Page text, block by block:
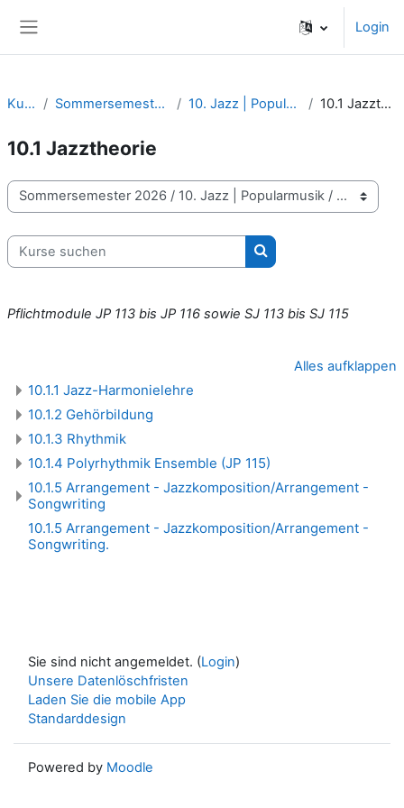
Login
Kurse Sommersemester 2026 10. Jazz | Popularmusik 10.1 Jazztheorie
10.1 Jazztheorie
Kursbereiche
Kurse suchen
Kurse suchen
Pflichtmodule JP 113 bis JP 116 sowie SJ 113 bis SJ 115
Alles aufklappen
10.1.1 Jazz-Harmonielehre
10.1.2 Gehörbildung
10.1.3 Rhythmik
10.1.4 Polyrhythmik Ensemble (JP 115)
10.1.5 Arrangement - Jazzkomposition/Arrangement -
Songwriting
10.1.5 Arrangement - Jazzkomposition/Arrangement -
Songwriting.
Sie sind nicht angemeldet. (Login)
Unsere Datenlöschfristen
Laden Sie die mobile App
Standarddesign
Powered by Moodle